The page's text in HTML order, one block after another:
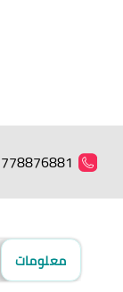
778876881
معلومات